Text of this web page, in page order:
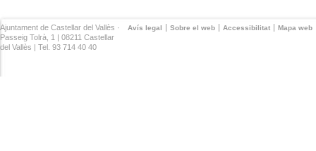
Avís legal Sobre el web Accessibilitat Mapa web
Ajuntament de Castellar del Vallès ·
Passeig Tolrà, 1 | 08211 Castellar
del Vallès | Tel. 93 714 40 40